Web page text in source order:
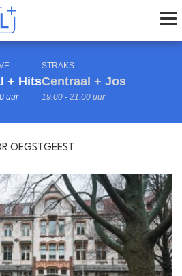
+ Hits
uur
STRAKS:
Centraal + Jos
19.00 - 21.00 uur
Volgend uur
OEGSTGEEST